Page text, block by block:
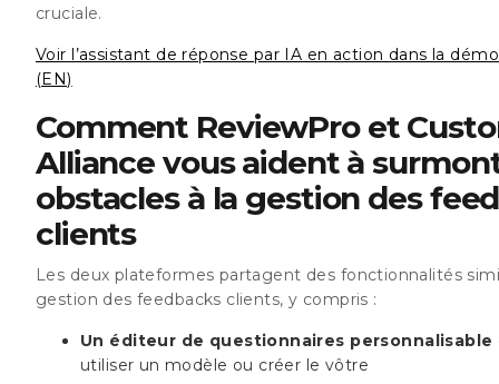
cruciale.
Voir l’assistant de réponse par IA en action dans la
(EN)
Comment ReviewPro et
Alliance vous aident à
obstacles à la gestion des
clients
Les deux plateformes partagent des fonctionnalités
gestion des feedbacks clients, y compris :
Un éditeur de questionnaires personnalisable
utiliser un modèle ou créer le vôtre